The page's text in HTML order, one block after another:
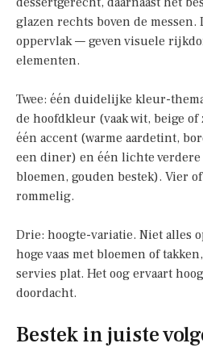
glazen rechts boven de
oppervlak — geven visuele
elementen.
Twee: één duidelijke kleur-
de hoofdkleur (vaak wit, beige
één accent (warme aardetint,
een diner) en één lichte
bloemen, gouden bestek). Vier
rommelig.
Drie: hoogte-variatie. Niet alles
hoge vaas met bloemen of
servies plat. Het oog ervaart
doordacht.
Bestek in juiste